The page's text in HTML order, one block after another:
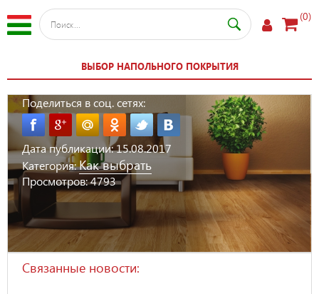
(0)
ВЫБОР НАПОЛЬНОГО ПОКРЫТИЯ
Поделиться в соц. сетях:
Дата публикации:15.08.2017
Категория:Как выбрать
Просмотров:4793
Связанные новости: